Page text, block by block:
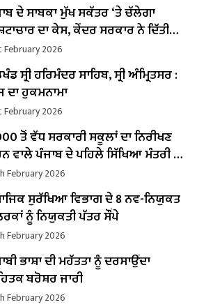
ਦੇ ਸਾਬਕਾ ਮੁੱਖ ਸਕੱਤਰ ‘ਤੇ ਚੱਲੇਗਾ
ਦਾ ਕੇਸ, ਕੇਂਦਰ ਸਰਕਾਰ ਨੇ ਦਿੱਤੀ
February 2026
ਸ੍ਰੀ ਹਰਿਮੰਦਰ ਸਾਹਿਬ, ਸ੍ਰੀ ਅੰਮ੍ਰਿਤਸਰ :
ਹੁਕਮਨਾਮਾ
February 2026
ਤੋਂ ਵੱਧ ਸਰਕਾਰੀ ਸਕੂਲਾਂ ਦਾ ਨਿਰੀਖਣ
ਵਾਲੇ ਪੰਜਾਬ ਦੇ ਪਹਿਲੇ ਸਿੱਖਿਆ ਮੰਤਰੀ ਬਣੇ
ਸਿੰਘ ਬੈਂਸ
February 2026
ਸੁਰੱਖਿਆ ਵਿਭਾਗ ਦੇ 8 ਨਵ-ਨਿਯੁਕਤ
ਨੂੰ ਨਿਯੁਕਤੀ ਪੱਤਰ ਸੌਂਪੇ
February 2026
ਭਾਸ਼ਾ ਦੀ ਮਹੱਤਤਾ ਨੂੰ ਦਰਸਾਉਂਦਾ
ਬਰੋਸ਼ਰ ਜਾਰੀ
February 2026